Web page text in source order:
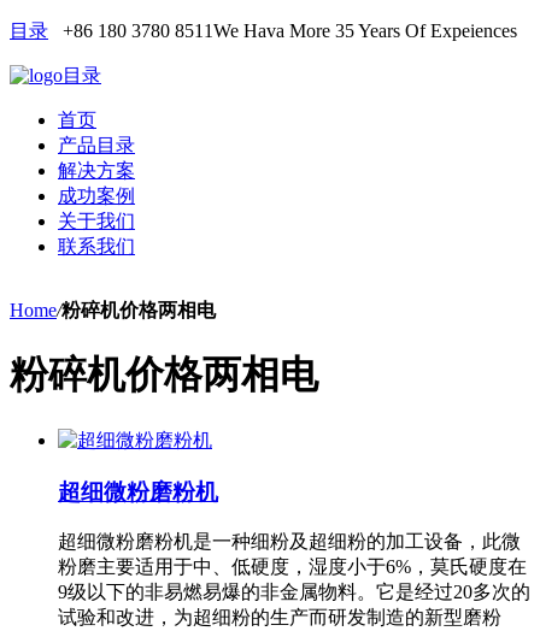
目录 +86 180 3780 8511We Hava More 35 Years Of Expeiences
目录
首页
产品目录
解决方案
成功案例
关于我们
联系我们
Home/粉碎机价格两相电
粉碎机价格两相电
超细微粉磨粉机
超细微粉磨粉机是一种细粉及超细粉的加工设备，此微
粉磨主要适用于中、低硬度，湿度小于6%，莫氏硬度在
9级以下的非易燃易爆的非金属物料。它是经过20多次的
试验和改进，为超细粉的生产而研发制造的新型磨粉